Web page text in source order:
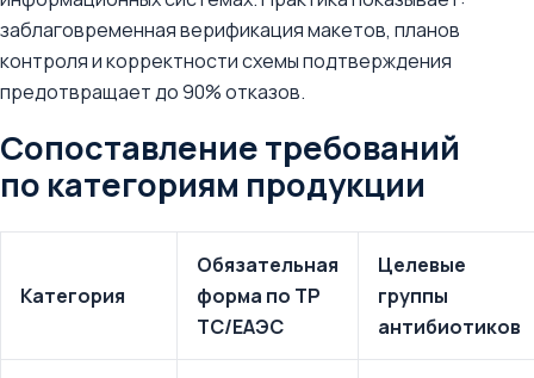
заблаговременная верификация макетов, планов
контроля и корректности схемы подтверждения
предотвращает до 90% отказов.
Сопоставление требований
по категориям продукции
Категория
Обязательная
форма по ТР
ТС/ЕАЭС
Целевые
группы
антибиотиков